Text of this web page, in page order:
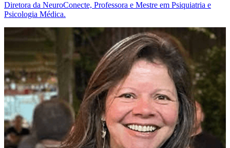
Diretora da NeuroConecte, Professora e Mestre em Psiquiatria e
Psicologia Médica.